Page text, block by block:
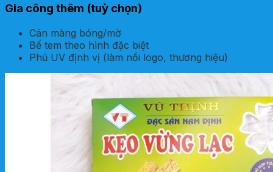
Gia công thêm (tuỳ chọn)
Cán màng bóng/mờ
Bế tem theo hình đặc biệt
Phủ UV định vị (làm nổi logo, thương hiệu)